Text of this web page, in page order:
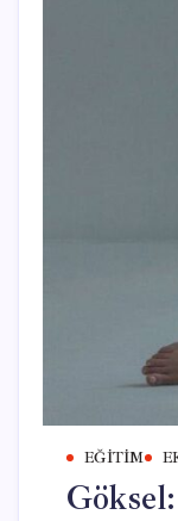
EĞITIM